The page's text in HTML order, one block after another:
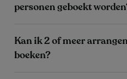
personen geboekt
Kan ik 2 of meer
boeken?